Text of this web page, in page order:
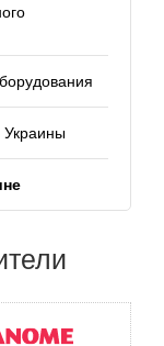
Украины